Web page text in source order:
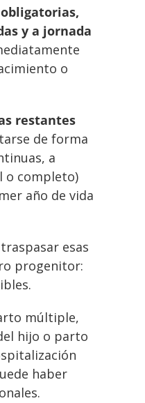
y a jornada
o
restantes
de forma
a
o completo)
año de vida
esas
progenitor:
múltiple,
hijo o parto
haber